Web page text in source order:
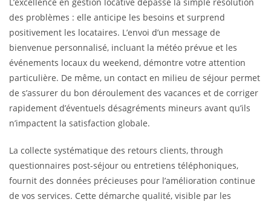
des problèmes : elle anticipe les besoins et surprend
positivement les locataires. L’envoi d’un message de
bienvenue personnalisé, incluant la météo prévue et les
événements locaux du weekend, démontre votre attention
particulière. De même, un contact en milieu de séjour permet
de s’assurer du bon déroulement des vacances et de corriger
rapidement d’éventuels désagréments mineurs avant qu’ils
n’impactent la satisfaction globale.
La collecte systématique des retours clients, through
questionnaires post-séjour ou entretiens téléphoniques,
fournit des données précieuses pour l’amélioration continue
de vos services. Cette démarche qualité, visible par les